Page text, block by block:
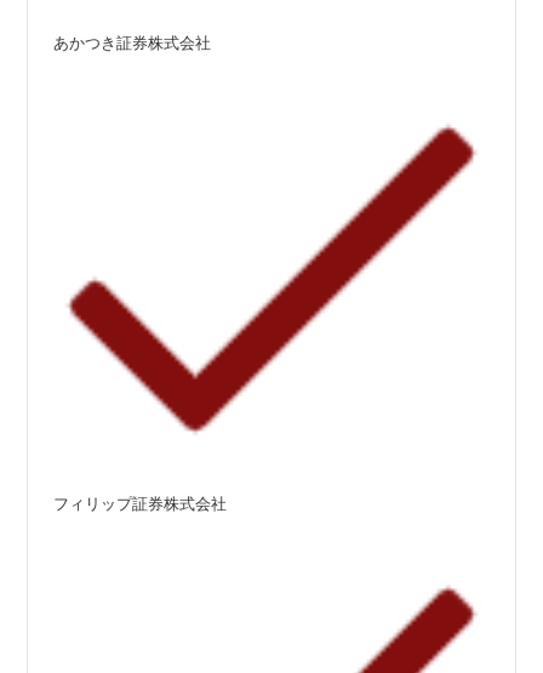
あかつき証券株式会社
フィリップ証券株式会社